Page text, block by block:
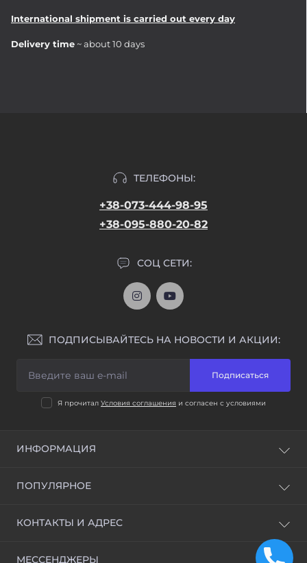
International shipment is carried out every day
Delivery time ~ about 10 days
ТЕЛЕФОНЫ:
+38-073-444-98-95
+38-095-880-20-82
СОЦ СЕТИ:
ПОДПИСЫВАЙТЕСЬ НА НОВОСТИ И АКЦИИ:
Подписаться
Я прочитал Условия соглашения и согласен с условиями
ИНФОРМАЦИЯ
Условия соглашения
ПОПУЛЯРНОЕ
Станки для изготовления ключей и Программаторы
КОНТАКТЫ И АДРЕС
МЕССЕНДЖЕРЫ